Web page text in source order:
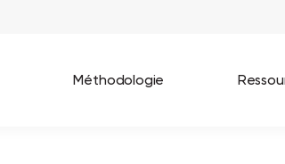
Méthodologie